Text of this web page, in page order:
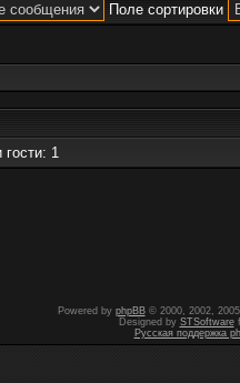
Поле сортировки
1
Powered by phpBB© 2000, 2002,
Designed by STSoftware
Русская поддержка